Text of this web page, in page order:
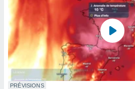
PRÉVISIONS